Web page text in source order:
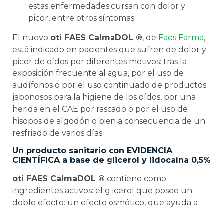
estas enfermedades cursan con dolor y
picor, entre otros síntomas.
El nuevo oti FAES CalmaDOL ®, de Faes Farma,
está indicado en pacientes que sufren de dolor y
picor de oídos por diferentes motivos: tras la
exposición frecuente al agua, por el uso de
audífonos o por el uso continuado de productos
jabonosos para la higiene de los oídos, por una
herida en el CAE por rascado o por el uso de
hisopos de algodón o bien a consecuencia de un
resfriado de varios días.
Un producto sanitario con EVIDENCIA
CIENTÍFICA a base de glicerol y lidocaína 0,5%
oti FAES CalmaDOL ® contiene como
ingredientes activos: el glicerol que posee un
doble efecto: un efecto osmótico, que ayuda a